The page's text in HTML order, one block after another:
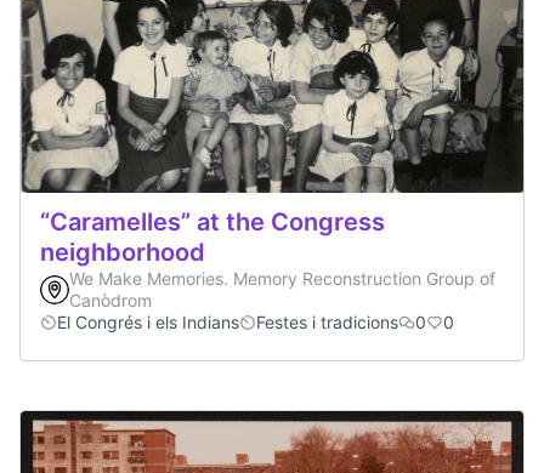
“Caramelles” at the Congress
neighborhood
We Make Memories. Memory Reconstruction Group of
Canòdrom
El Congrés i els Indians
Festes i tradicions 0 0